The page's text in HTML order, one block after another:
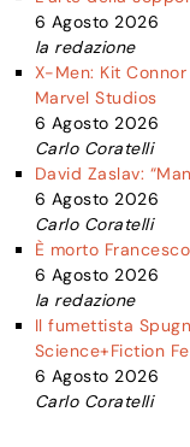
6 Agosto 2026
la redazione
X-Men: Kit
Marvel Studios
6 Agosto 2026
Carlo Coratelli
David Zaslav:
6 Agosto 2026
Carlo Coratelli
È morto
6 Agosto 2026
la redazione
Il fumettista
Science+Fiction
6 Agosto 2026
Carlo Coratelli